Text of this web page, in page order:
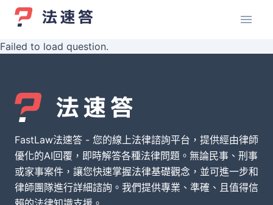
Failed to load question.
FastLaw法速答 - 您的線上法律諮詢平台，提供經由律師
優化的AI回覆，即時解答各種法律問題。無論民事、刑事
或家事案件，讓您快速掌握法律基礎觀念，並可進一步和
律師團隊進行詳細諮詢。我們提供專業、準確、且值得信